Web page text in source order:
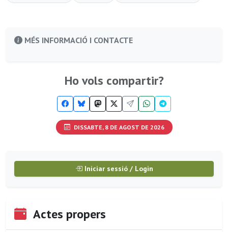
MÉS INFORMACIÓ I CONTACTE
Ho vols compartir?
DISSABTE, 8 DE AGOST DE 2026
Iniciar sessió / Login
Actes propers